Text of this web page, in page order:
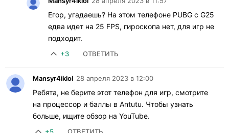
Егор, угадаешь? На этом телефоне PUBG с G25
едва идет на 25 FPS, гироскопа нет, для игр не
подходит.
+3 ОТВЕТИТЬ
Mansyr4iklol 28 апреля 2023 в 12:00
Ребята, не берите этот телефон для игр, смотрите
на процессор и баллы в Antutu. Чтобы узнать
больше, ищите обзор на YouTube.